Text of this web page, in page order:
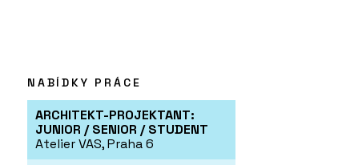
NABÍDKY PRÁCE
ARCHITEKT-PROJEKTANT:
JUNIOR / SENIOR / STUDENT
Atelier VAS, Praha 6